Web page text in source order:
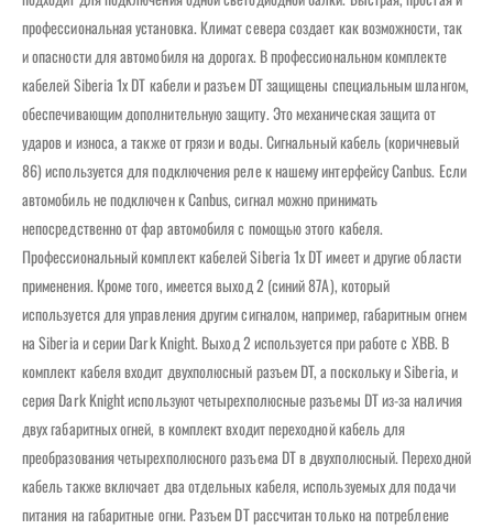
профессиональная установка. Климат севера создает как возможности, так
и опасности для автомобиля на дорогах. В профессиональном комплекте
кабелей Siberia 1x DT кабели и разъем DT защищены специальным шлангом,
обеспечивающим дополнительную защиту. Это механическая защита от
ударов и износа, а также от грязи и воды. Сигнальный кабель (коричневый
86) используется для подключения реле к нашему интерфейсу Canbus. Если
автомобиль не подключен к Canbus, сигнал можно принимать
непосредственно от фар автомобиля с помощью этого кабеля.
Профессиональный комплект кабелей Siberia 1x DT имеет и другие области
применения. Кроме того, имеется выход 2 (синий 87A), который
используется для управления другим сигналом, например, габаритным огнем
на Siberia и серии Dark Knight. Выход 2 используется при работе с XBB. В
комплект кабеля входит двухполюсный разъем DT, а поскольку и Siberia, и
серия Dark Knight используют четырехполюсные разъемы DT из-за наличия
двух габаритных огней, в комплект входит переходной кабель для
преобразования четырехполюсного разъема DT в двухполюсный. Переходной
кабель также включает два отдельных кабеля, используемых для подачи
питания на габаритные огни. Разъем DT рассчитан только на потребление